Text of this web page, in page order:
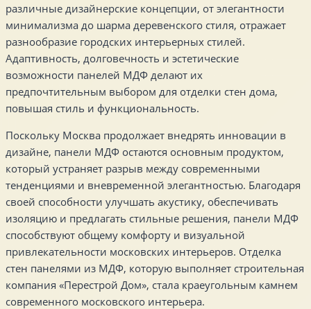
различные дизайнерские концепции, от элегантности
минимализма до шарма деревенского стиля, отражает
разнообразие городских интерьерных стилей.
Адаптивность, долговечность и эстетические
возможности панелей МДФ делают их
предпочтительным выбором для отделки стен дома,
повышая стиль и функциональность.
Поскольку Москва продолжает внедрять инновации в
дизайне, панели МДФ остаются основным продуктом,
который устраняет разрыв между современными
тенденциями и вневременной элегантностью. Благодаря
своей способности улучшать акустику, обеспечивать
изоляцию и предлагать стильные решения, панели МДФ
способствуют общему комфорту и визуальной
привлекательности московских интерьеров. Отделка
стен панелями из МДФ, которую выполняет строительная
компания «Перестрой Дом», стала краеугольным камнем
современного московского интерьера.